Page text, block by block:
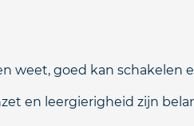
weet, goed kan schakelen
en leergierigheid zijn